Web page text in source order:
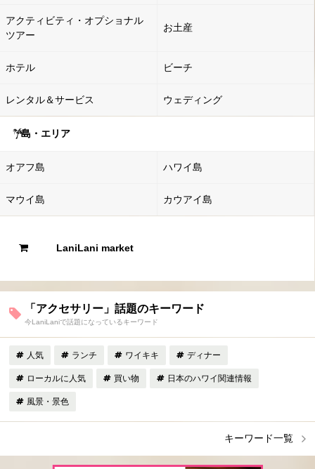
アクティビティ・オプショナル
ツアー
お土産
ホテル ビーチ
レンタル＆サービス ウェディング
島・エリア
オアフ島 ハワイ島
マウイ島 カウアイ島
LaniLani market
「アクセサリー」話題のキーワード
今LaniLaniで話題になっているキーワード
人気 ランチ ワイキキ ディナー
ローカルに人気 買い物 日本のハワイ関連情報
風景・景色
キーワード一覧